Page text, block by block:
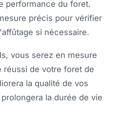
performance du foret.
précis pour vérifier
si nécessaire.
vous serez en mesure
réussi de votre foret de
la qualité de vos
la durée de vie